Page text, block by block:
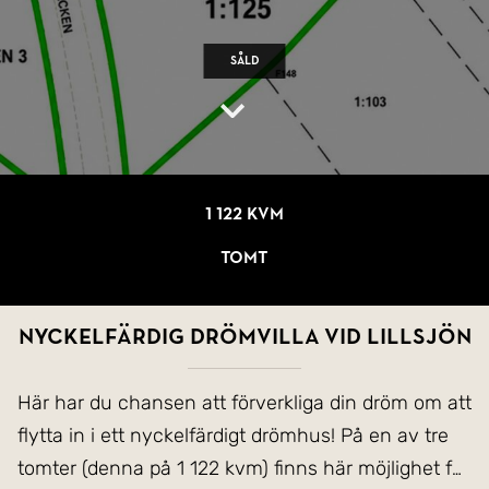
Såld
1 122 kvm
Tomt
NYCKELFÄRDIG DRÖMVILLA VID LILLSJÖN
Här har du chansen att förverkliga din dröm om att
flytta in i ett nyckelfärdigt drömhus! På en av tre
tomter (denna på 1 122 kvm) finns här möjlighet för